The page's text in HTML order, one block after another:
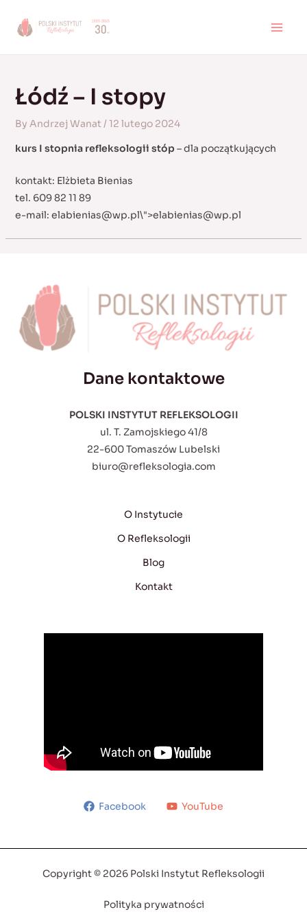
Łódź – I stopy
By Andrzej Wanat/12 lutego 2024
kurs I stopnia refleksologii stóp– dla początkujących
kontakt: Elżbieta Bienias
tel. 609 82 11 89
e-mail: elabienias@wp.pl\">elabienias@wp.pl
Dane kontaktowe
POLSKI INSTYTUT REFLEKSOLOGII
ul. T. Zamojskiego 41/8
22-600 Tomaszów Lubelski
biuro@refleksologia.com
O Instytucie
O Refleksologii
Blog
Kontakt
Facebook YouTube
Copyright © 2026 Polski Instytut Refleksologii
Polityka prywatności